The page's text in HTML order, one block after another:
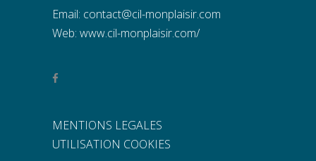
Email: contact@cil-monplaisir.com
Web: www.cil-monplaisir.com/
MENTIONS LEGALES
UTILISATION COOKIES